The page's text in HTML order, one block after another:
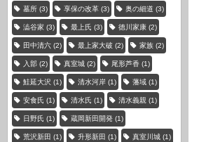
墓所 (3) 享保の改革 (3) 奥の細道 (3)
澁谷家 (3) 最上氏 (3) 徳川家康 (2)
田中清六 (2) 最上家大破 (2) 家族 (2)
入部 (2) 真室城 (2) 尾形芦香 (1)
鮭延大沢 (1) 清水河岸 (1) 藩域 (1)
安食氏 (1) 清水氏 (1) 清水義親 (1)
日野氏 (1) 蔵岡新田開発 (1)
荒沢新田 (1) 升形新田 (1) 真室川城 (1)